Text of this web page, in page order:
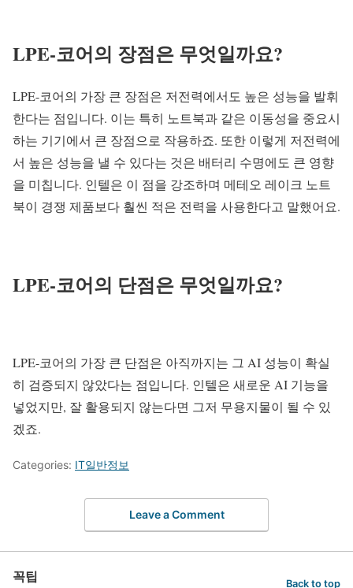
LPE-코어의 장점은 무엇일까요?
LPE-코어의 가장 큰 장점은 저전력에서도 높은 성능을 발휘
한다는 점입니다. 이는 특히 노트북과 같은 이동성을 중요시
하는 기기에서 큰 장점으로 작용하죠. 또한 이렇게 저전력에
서 높은 성능을 낼 수 있다는 것은 배터리 수명에도 큰 영향
을 미칩니다. 인텔은 이 점을 강조하며 메테오 레이크 노트
북이 경쟁 제품보다 훨씬 적은 전력을 사용한다고 말했어요.
LPE-코어의 단점은 무엇일까요?
LPE-코어의 가장 큰 단점은 아직까지는 그 AI 성능이 확실
히 검증되지 않았다는 점입니다. 인텔은 새로운 AI 기능을
넣었지만, 잘 활용되지 않는다면 그저 무용지물이 될 수 있
겠죠.
Categories: IT일반정보
Leave a Comment
꼭팁 Back to top